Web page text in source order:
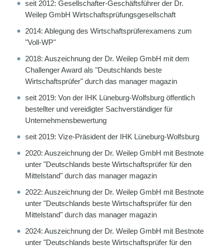
seit 2012: Gesellschafter-Geschäftsführer der Dr.
Weilep GmbH Wirtschaftsprüfungsgesellschaft
2014: Ablegung des Wirtschaftsprüferexamens zum
"Voll-WP"
2018: Auszeichnung der Dr. Weilep GmbH mit dem
Challenger Award als "Deutschlands beste
Wirtschaftsprüfer" durch das manager magazin
seit 2019: Von der IHK Lüneburg-Wolfsburg öffentlich
bestellter und vereidigter Sachverständiger für
Unternehmensbewertung
seit 2019: Vize-Präsident der IHK Lüneburg-Wolfsburg
2020: Auszeichnung der Dr. Weilep GmbH mit Bestnote
unter "Deutschlands beste Wirtschaftsprüfer für den
Mittelstand" durch das manager magazin
2022: Auszeichnung der Dr. Weilep GmbH mit Bestnote
unter "Deutschlands beste Wirtschaftsprüfer für den
Mittelstand" durch das manager magazin
2024: Auszeichnung der Dr. Weilep GmbH mit Bestnote
unter "Deutschlands beste Wirtschaftsprüfer für den